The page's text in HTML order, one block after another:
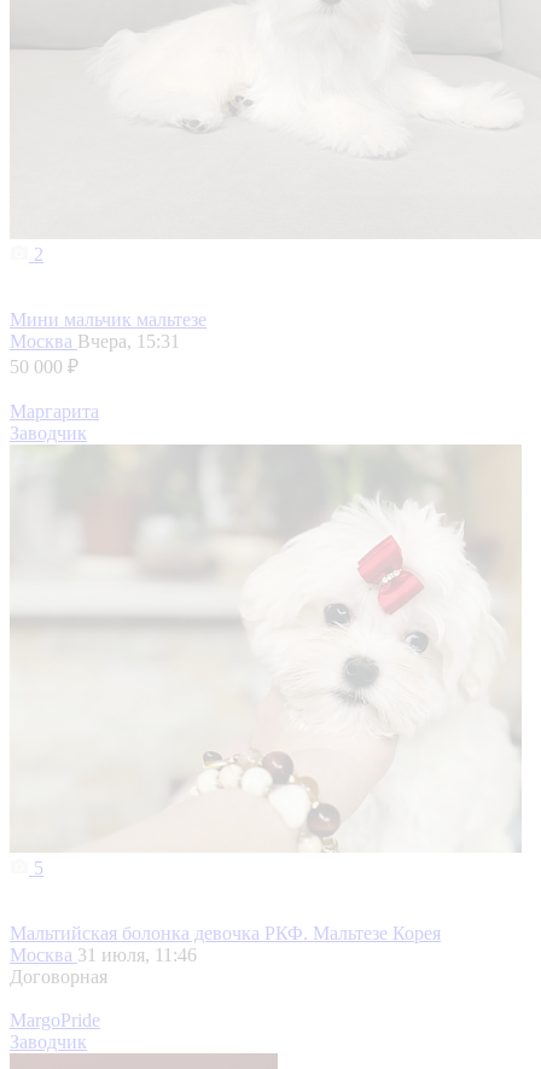
2
Мини мальчик мальтезе
Москва Вчера, 15:31
50 000 ₽
Маргарита
Заводчик
5
Мальтийская болонка девочка РКФ. Мальтезе Корея
Москва 31 июля, 11:46
Договорная
MargoPride
Заводчик